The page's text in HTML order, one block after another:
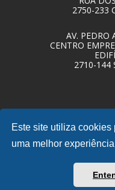
Este site utiliza
uma melhor
2750-233
AV. PEDRO
CENTRO
2710-144
© COPYRIGHT 2020 – MG CLUBE
POLÍTICA DE